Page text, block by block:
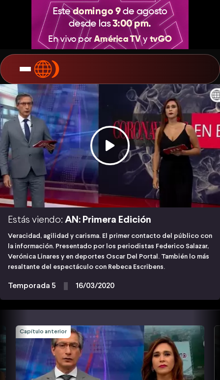
Estás viendo: AN: Primera Edición
Veracidad, agilidad y carisma. El primer contacto del público con
la información. Presentado por los periodistas Federico Salazar,
Verónica Linares y en deportes Oscar Del Portal. También lo más
resaltante del espectáculo con Rebeca Escribens.
Temporada 5 16/03/2020
Capítulo anterior